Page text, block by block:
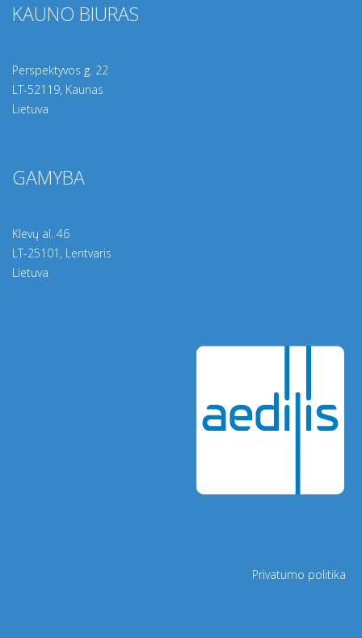
KAUNO BIURAS
Perspektyvos g. 22
LT-52119, Kaunas
Lietuva
GAMYBA
Klevų al. 46
LT-25101, Lentvaris
Lietuva
Privatumo politika